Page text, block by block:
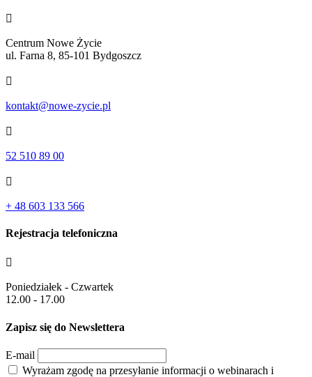

Centrum Nowe Życie
ul. Farna 8, 85-101 Bydgoszcz

kontakt@nowe-zycie.pl

52 510 89 00

+ 48 603 133 566
Rejestracja telefoniczna

Poniedziałek - Czwartek
12.00 - 17.00
Zapisz się do Newslettera
E-mail
Wyrażam zgodę na przesyłanie informacji o webinarach i